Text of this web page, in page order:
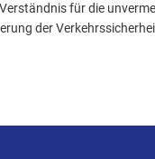
für die
der